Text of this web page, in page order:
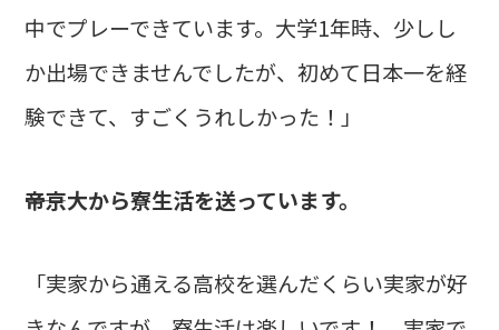
中でプレーできています。大学1年時、少しし
か出場できませんでしたが、初めて日本一を経
験できて、すごくうれしかった！」
――帝京大から寮生活を送っています。
「実家から通える高校を選んだくらい実家が好